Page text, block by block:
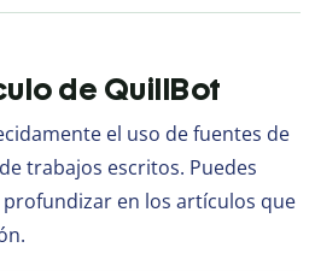
de QuillBot
el uso de fuentes de
trabajos escritos. Puedes
en los artículos que